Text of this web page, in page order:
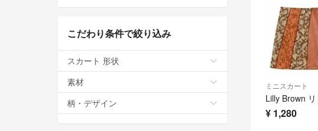
ミニスカート
¥ 1,280
こだわり条件で絞り込み
スカート 形状
素材
柄・デザイン